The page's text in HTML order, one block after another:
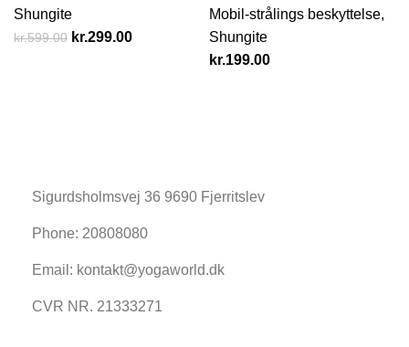
Shungite
kr.599.00 kr.299.00
Mobil-strålings beskyttelse,
Shungite
kr.199.00
Sigurdsholmsvej 36 9690 Fjerritslev
Phone: 20808080
Email: kontakt@yogaworld.dk
CVR NR. 21333271